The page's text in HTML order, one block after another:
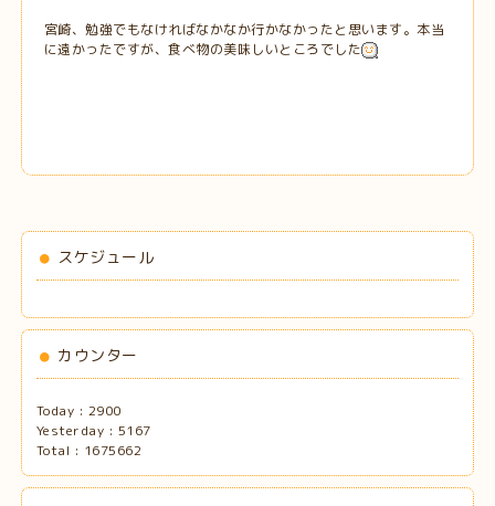
宮崎、勉強でもなければなかなか行かなかったと思います。本当
に遠かったですが、食べ物の美味しいところでした
スケジュール
カウンター
Today : 2900
Yesterday : 5167
Total : 1675662